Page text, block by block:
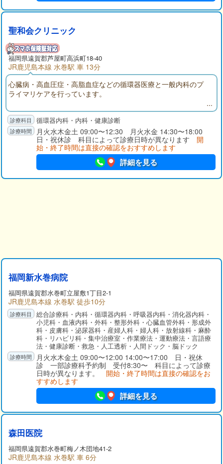
聖和会クリニック
福岡県遠賀郡芦屋町高浜町18-40
JR鹿児島本線 水巻駅 車 13分
心臓病・高血圧症・高脂血症などの循環器医療と一般内科のプ
ライマリケアを行っています。
循環器内科・内科・健康診断
月火水木金土 09:00〜12:30 月火水金 14:30〜18:00
日・祝休診 科目によって診療日時が異なります 開
始・終了時間は直接の確認をおすすめします
詳細を見る
福岡新水巻病院
福岡県遠賀郡水巻町立屋敷1丁目2-1
JR鹿児島本線 水巻駅 徒歩10分
総合診療科・内科・循環器内科・呼吸器内科・消化器内科・
小児科・血液内科・外科・整形外科・心臓血管外科・形成外
科・皮膚科・泌尿器科・産婦人科・婦人科・放射線科・麻酔
科・リハビリ科・集中治療室・作業療法・運動療法・言語療
法・健康診断・救急・人工透析・人間ドック・脳ドック
月火水木金土 09:00〜12:00 14:00〜17:00 日・祝休
診 一部診療科予約制 受付8:30〜 科目によって診療
日時が異なります。 開始・終了時間は直接の確認をお
すすめします
詳細を見る
森田医院
福岡県遠賀郡水巻町梅ノ木団地41-2
JR鹿児島本線 水巻駅 車 6分